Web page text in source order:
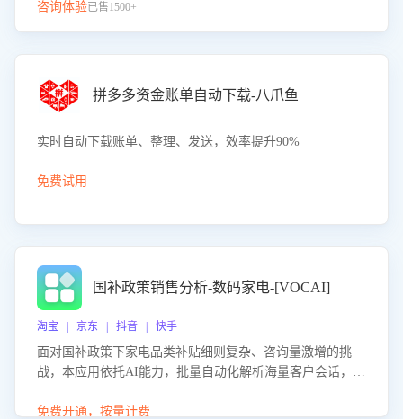
咨询体验已售1500+
拼多多资金账单自动下载-八爪鱼
实时自动下载账单、整理、发送，效率提升90%
免费试用
国补政策销售分析-数码家电-[VOCAI]
淘宝 | 京东 | 抖音 | 快手
面对国补政策下家电品类补贴细则复杂、咨询量激增的挑
战，本应用依托AI能力，批量自动化解析海量客户会话，精
购买意向，深度洞察决策动因。同时全面评估客服团队政策
免费开通，按量计费